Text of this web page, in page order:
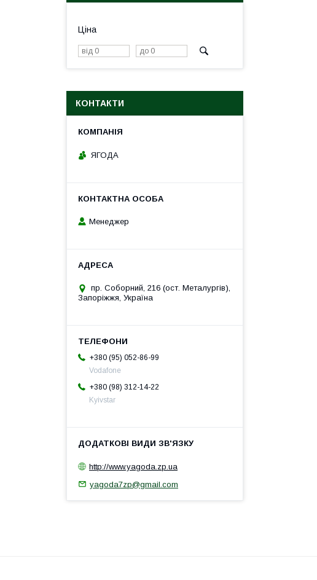
Ціна
КОНТАКТИ
ЯГОДА
Менеджер
пр. Соборний, 216 (ост. Металургів),
Запоріжжя, Україна
+380 (95) 052-86-99
Vodafone
+380 (98) 312-14-22
Kyivstar
http://www.yagoda.zp.ua
yagoda7zp@gmail.com